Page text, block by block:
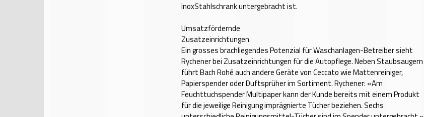
InoxStahlschrank untergebracht ist.
Umsatzfördernde
Zusatzeinrichtungen
Ein grosses brachliegendes Potenzial für Waschanlagen-Betreiber sieht
Rychener bei Zusatzeinrichtungen für die Auto­pflege. Neben Staubsaugern
führt Bach Rohé auch andere Geräte von Ceccato wie Mattenreiniger,
Papierspender oder Duftsprüher im Sortiment. Rychener: «Am
Feuchttuchspender Multipaper kann der Kunde bereits mit einem Produkt
für die jeweilige Reinigung imprägnierte Tücher beziehen. Sechs